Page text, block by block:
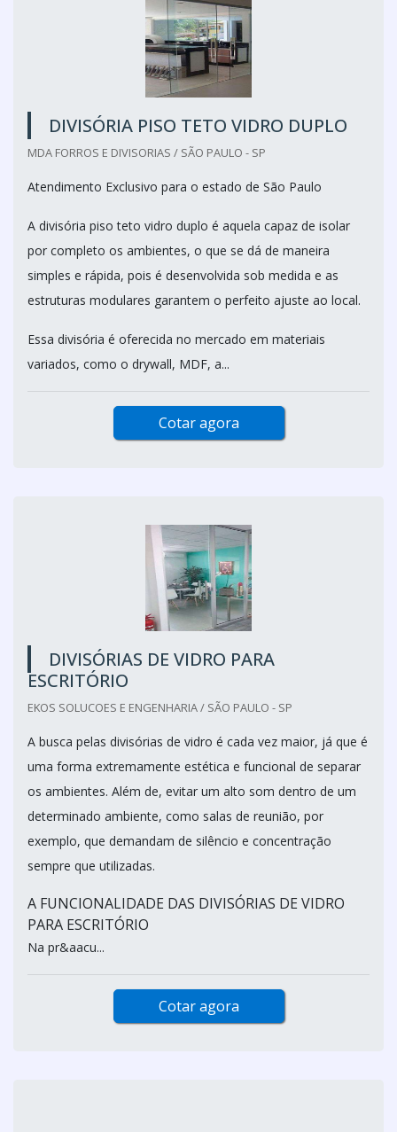
DIVISÓRIA PISO TETO VIDRO DUPLO
MDA FORROS E DIVISORIAS / SÃO PAULO - SP
Atendimento Exclusivo para o estado de São Paulo
A divisória piso teto vidro duplo é aquela capaz de isolar
por completo os ambientes, o que se dá de maneira
simples e rápida, pois é desenvolvida sob medida e as
estruturas modulares garantem o perfeito ajuste ao local.
Essa divisória é oferecida no mercado em materiais
variados, como o drywall, MDF, a...
Cotar agora
DIVISÓRIAS DE VIDRO PARA
ESCRITÓRIO
EKOS SOLUCOES E ENGENHARIA / SÃO PAULO - SP
A busca pelas divisórias de vidro é cada vez maior, já que é
uma forma extremamente estética e funcional de separar
os ambientes. Além de, evitar um alto som dentro de um
determinado ambiente, como salas de reunião, por
exemplo, que demandam de silêncio e concentração
sempre que utilizadas.
A FUNCIONALIDADE DAS DIVISÓRIAS DE VIDRO
PARA ESCRITÓRIO
Na pr&aacu...
Cotar agora